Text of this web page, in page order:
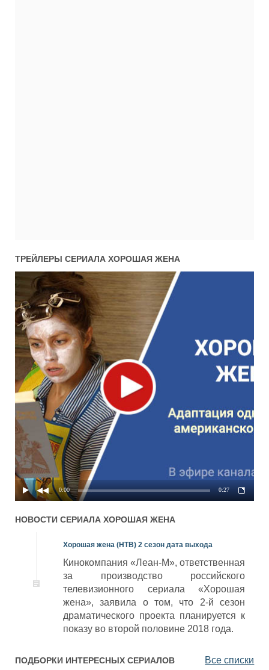
ТРЕЙЛЕРЫ СЕРИАЛА ХОРОШАЯ ЖЕНА
0:00 0:27
НОВОСТИ СЕРИАЛА ХОРОШАЯ ЖЕНА
Хорошая жена (НТВ) 2 сезон дата выхода
Кинокомпания «Леан-М», ответственная
за производство российского
телевизионного сериала «Хорошая
жена», заявила о том, что 2-й сезон
драматического проекта планируется к
показу во второй половине 2018 года.
ПОДБОРКИ ИНТЕРЕСНЫХ СЕРИАЛОВ Все списки